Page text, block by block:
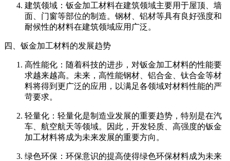
建筑领域：钣金加工材料在建筑领域主要用于屋顶、墙
面、门窗等部位的制造。钢材、铝材等具有良好强度和
耐候性的材料在建筑领域应用广泛。
四、钣金加工材料的发展趋势
高性能化：随着科技的进步，对钣金加工材料的性能要
求越来越高。未来，高性能钢材、铝合金、钛合金等材
料将得到更广泛的应用，以满足各领域对材料性能的严
苛要求。
轻量化：轻量化是制造业发展的重要趋势，特别是在汽
车、航空航天等领域。因此，开发轻质、高强度的钣金
加工材料将成为未来发展的重要方向。
绿色环保：环保意识的提高使得绿色环保材料成为未来